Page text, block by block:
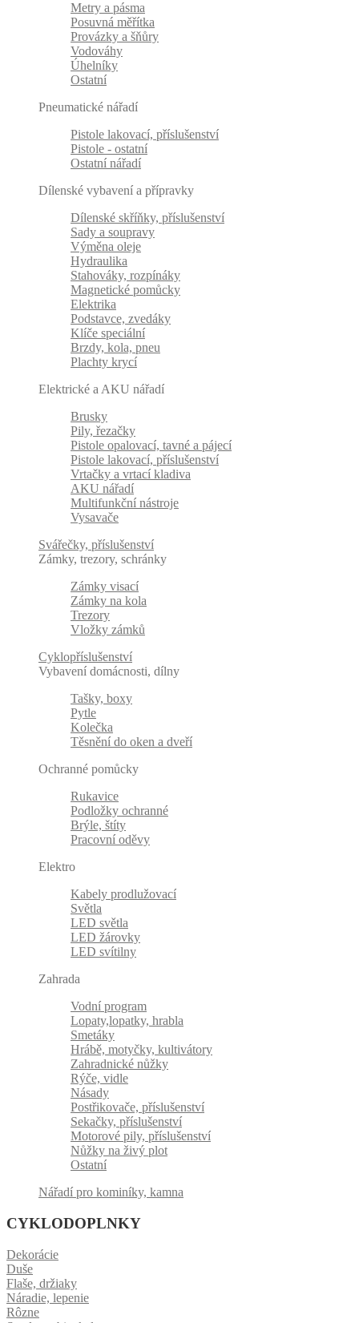
Metry a pásma
Posuvná měřítka
Provázky a šňůry
Vodováhy
Úhelníky
Ostatní
Pneumatické nářadí
Pistole lakovací, příslušenství
Pistole - ostatní
Ostatní nářadí
Dílenské vybavení a přípravky
Dílenské skříňky, příslušenství
Sady a soupravy
Výměna oleje
Hydraulika
Stahováky, rozpínáky
Magnetické pomůcky
Elektrika
Podstavce, zvedáky
Klíče speciální
Brzdy, kola, pneu
Plachty krycí
Elektrické a AKU nářadí
Brusky
Pily, řezačky
Pistole opalovací, tavné a pájecí
Pistole lakovací, příslušenství
Vrtačky a vrtací kladiva
AKU nářadí
Multifunkční nástroje
Vysavače
Svářečky, příslušenství
Zámky, trezory, schránky
Zámky visací
Zámky na kola
Trezory
Vložky zámků
Cyklopříslušenství
Vybavení domácnosti, dílny
Tašky, boxy
Pytle
Kolečka
Těsnění do oken a dveří
Ochranné pomůcky
Rukavice
Podložky ochranné
Brýle, štíty
Pracovní oděvy
Elektro
Kabely prodlužovací
Světla
LED světla
LED žárovky
LED svítilny
Zahrada
Vodní program
Lopaty,lopatky, hrabla
Smetáky
Hrábě, motyčky, kultivátory
Zahradnické nůžky
Rýče, vidle
Násady
Postřikovače, příslušenství
Sekačky, příslušenství
Motorové pily, příslušenství
Nůžky na živý plot
Ostatní
Nářadí pro kominíky, kamna
CYKLODOPLNKY
Dekorácie
Duše
Flaše, držiaky
Náradie, lepenie
Rôzne